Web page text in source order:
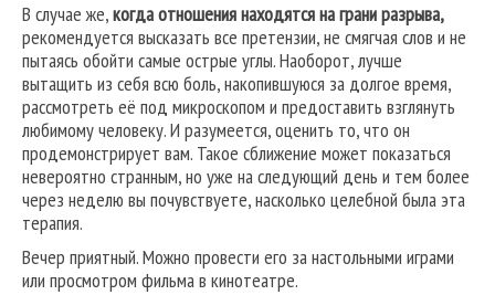
В случае же,когда отношения находятся на грани разрыва,
рекомендуется высказать все претензии, не смягчая слов и не
пытаясь обойти самые острые углы. Наоборот, лучше
вытащить из себя всю боль, накопившуюся за долгое время,
рассмотреть её под микроскопом и предоставить взглянуть
любимому человеку. И разумеется, оценить то, что он
продемонстрирует вам. Такое сближение может показаться
невероятно странным, но уже на следующий день и тем более
через неделю вы почувствуете, насколько целебной была эта
терапия.
Вечер приятный. Можно провести его за настольными играми
или просмотром фильма в кинотеатре.